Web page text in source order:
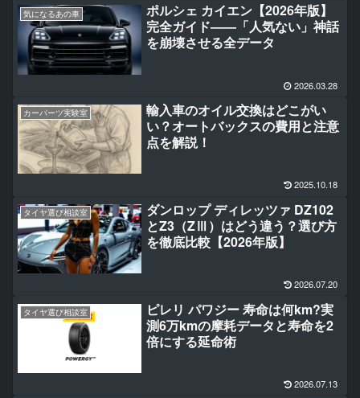
気になるあの車
ポルシェ カイエン【2026年版】
完全ガイド——「人気ない」神話
を崩壊させる全データ
2026.03.28
カーパーツ実験室
輸入車のオイル交換はどこがい
い？オートバックスの費用と注意
点を解説！
2025.10.18
タイヤ選び相談室
ダンロップ ディレッツァ DZ102
とZ3（ZⅢ）はどう違う？選び方
を徹底比較【2026年版】
2026.07.20
タイヤ選び相談室
ピレリ パワジー 寿命は何km?実
測6万kmの摩耗データと寿命を2
倍にする延命術
2026.07.13